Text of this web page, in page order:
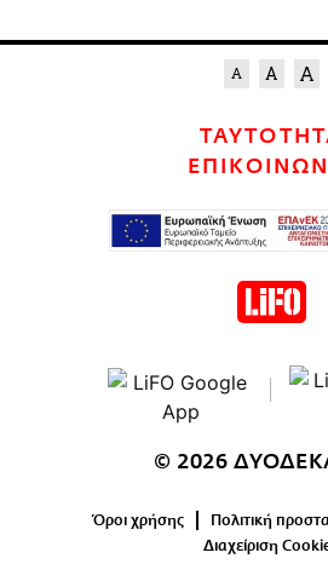
© 2026
Όροι χρήσης
Πολιτική
Διαχείριση